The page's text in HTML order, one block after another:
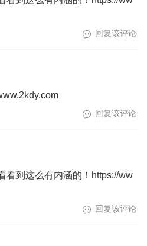
回复该评论
回复该评论
看到这么有内涵的！https://ww
回复该评论